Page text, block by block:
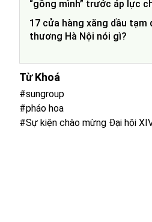
“gồng mình” trước áp lực
17 cửa hàng xăng dầu tạm
thương Hà Nội nói gì?
Từ Khoá
#sungroup
#pháo hoa
#Sự kiện chào mừng Đại hội